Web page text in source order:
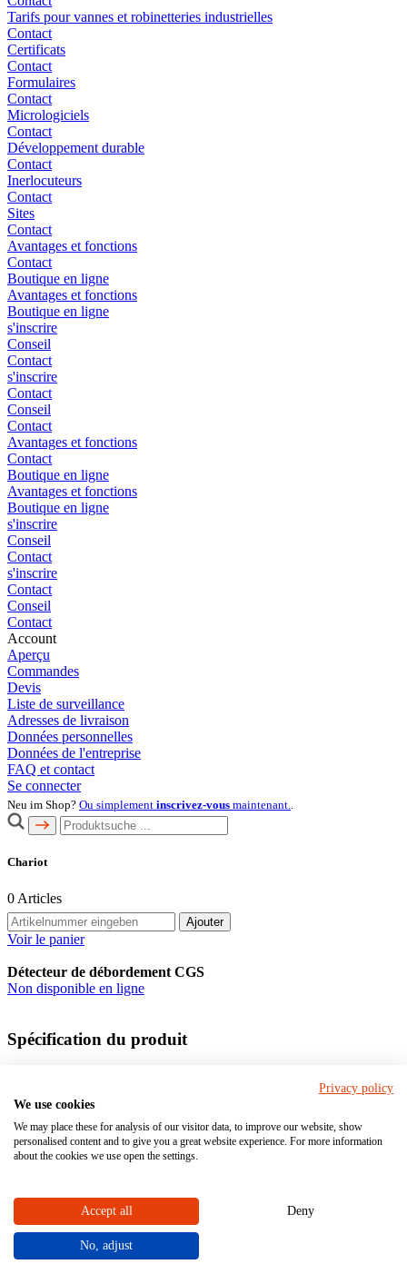
Tarifs pour vannes et robinetteries industrielles
Contact
Certificats
Contact
Formulaires
Contact
Micrologiciels
Contact
Développement durable
Contact
Inerlocuteurs
Contact
Sites
Contact
Avantages et fonctions
Contact
Boutique en ligne
Avantages et fonctions
Boutique en ligne
s'inscrire
Conseil
Contact
s'inscrire
Contact
Conseil
Contact
Avantages et fonctions
Contact
Boutique en ligne
Avantages et fonctions
Boutique en ligne
s'inscrire
Conseil
Contact
s'inscrire
Contact
Conseil
Contact
Account
Aperçu
Commandes
Devis
Liste de surveillance
Adresses de livraison
Données personnelles
Données de l'entreprise
FAQ et contact
Se connecter
Neu im Shop? Ou simplement inscrivez-vous maintenant..
Chariot
0 Articles
Ajouter
Voir le panier
Détecteur de débordement CGS
Non disponible en ligne
Spécification du produit
Matériel
Matériau du boîtier (en contact avec le fluide) PE
Détecteur de débordement CGS
Privacy policy
We use cookies
We may place these for analysis of our visitor data, to improve our website, show
personalised content and to give you a great website experience. For more information
about the cookies we use open the settings.
Accept all Deny
No, adjust